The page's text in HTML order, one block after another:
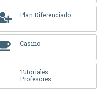
Plan Diferenciado
Casino
Tutoriales
Profesores